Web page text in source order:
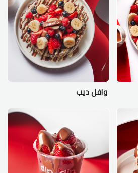
وافل ديب